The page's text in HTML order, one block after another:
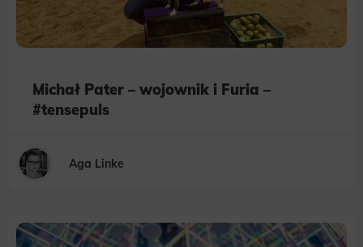
Michał Pater – wojownik i Furia –
#tensepuls
Aga Linke